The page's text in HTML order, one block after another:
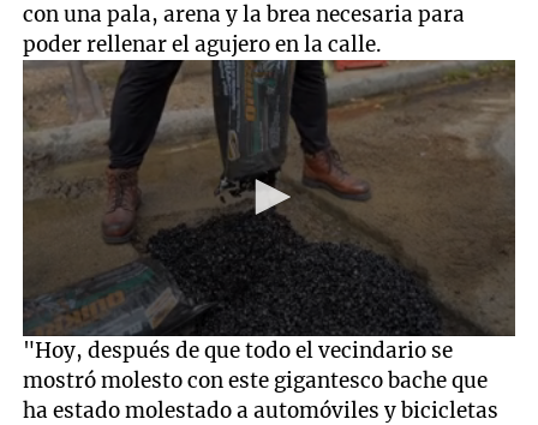
con una pala, arena y la brea necesaria para
poder rellenar el agujero en la calle.
0
seconds
of
59
"Hoy, después de que todo el vecindario se
mostró molesto con este gigantesco bache que
ha estado molestado a automóviles y bicicletas